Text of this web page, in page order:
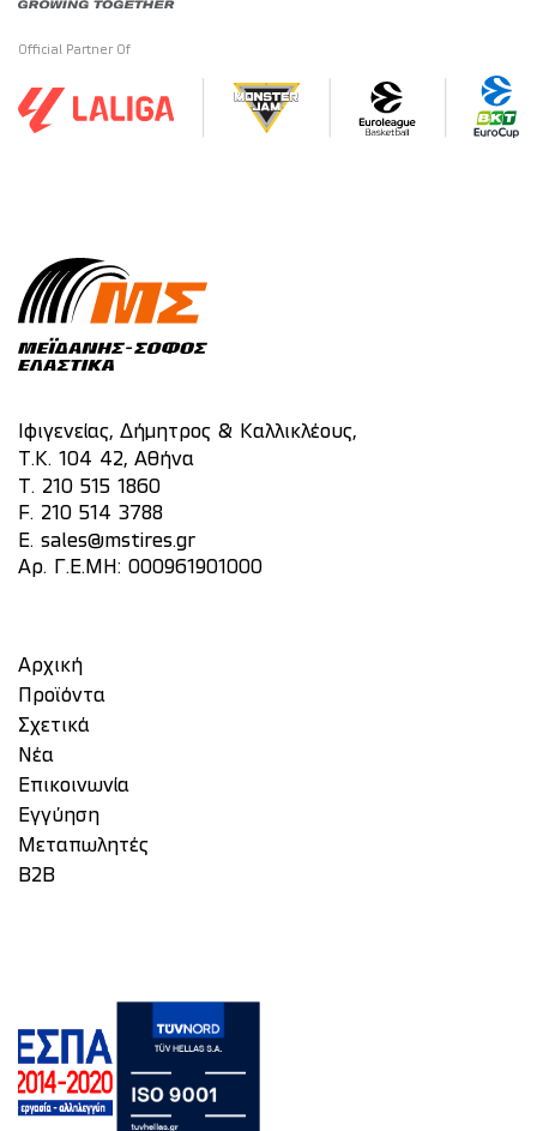
Official Partner Of
Ιφιγενείας, Δήμητρος & Καλλικλέους,
Τ.Κ. 104 42, Αθήνα
T. 210 515 1860
F. 210 514 3788
E. sales@mstires.gr
Αρ. Γ.Ε.ΜΗ: 000961901000
Αρχική
Προϊόντα
Σχετικά
Νέα
Επικοινωνία
Eγγύηση
Μεταπωλητές
Β2Β